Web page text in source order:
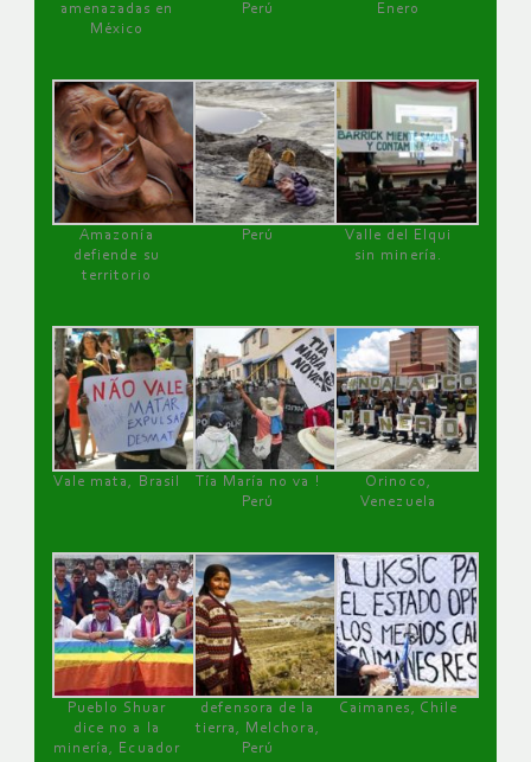
amenazadas en
México
Perú
Enero
Amazonía
defiende su
territorio
Perú
Valle del Elqui
sin minería.
Vale mata, Brasil
Tía María no va !
Perú
Orinoco,
Venezuela
Pueblo Shuar
dice no a la
minería, Ecuador
defensora de la
tierra, Melchora,
Perú
Caimanes, Chile